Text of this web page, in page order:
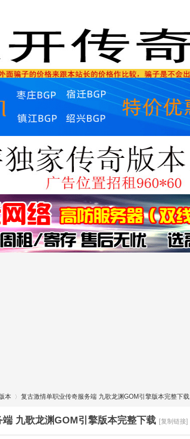
本 复古激情单职业传奇服务端 九歌龙渊GOM引擎版本完整下载
九歌龙渊GOM引擎版本完整下载 [复制链接]